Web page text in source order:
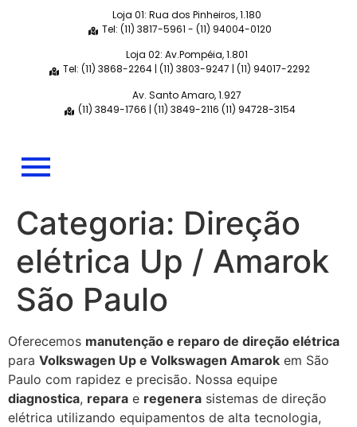
Loja 01: Rua dos Pinheiros, 1.180
Tel: (11) 3817-5961 - (11) 94004-0120
Loja 02: Av.Pompéia, 1.801
Tel: (11) 3868-2264 | (11) 3803-9247 | (11) 94017-2292
Av. Santo Amaro, 1.927
(11) 3849-1766 | (11) 3849-2116 (11) 94728-3154
Categoria: Direção
elétrica Up / Amarok
São Paulo
Oferecemos manutenção e reparo de direção elétrica
para Volkswagen Up e Volkswagen Amarok em São
Paulo com rapidez e precisão. Nossa equipe
diagnostica, repara e regenera sistemas de direção
elétrica utilizando equipamentos de alta tecnologia,